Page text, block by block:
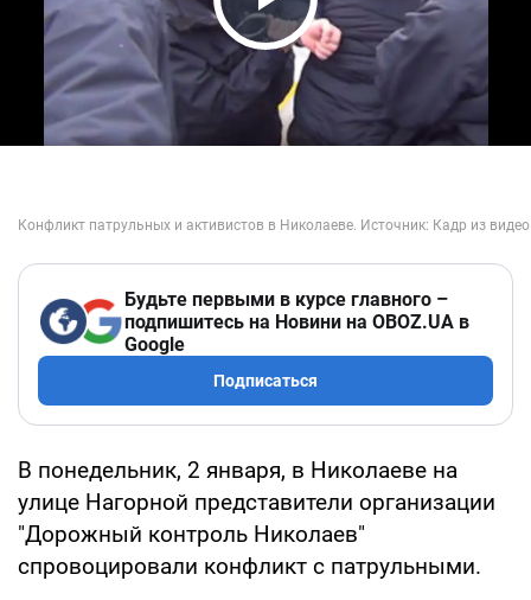
Play Video
Будьте первыми в курсе главного –
подпишитесь на Новини на OBOZ.UA в
Google
Подписаться
В понедельник, 2 января, в Николаеве на
улице Нагорной представители организации
"Дорожный контроль Николаев"
спровоцировали конфликт с патрульными.